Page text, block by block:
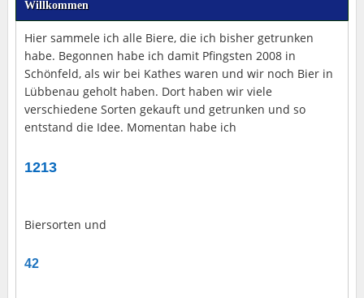
Willkommen
Hier sammele ich alle Biere, die ich bisher getrunken
habe. Begonnen habe ich damit Pfingsten 2008 in
Schönfeld, als wir bei Kathes waren und wir noch Bier in
Lübbenau geholt haben. Dort haben wir viele
verschiedene Sorten gekauft und getrunken und so
entstand die Idee. Momentan habe ich
1213
Biersorten und
42